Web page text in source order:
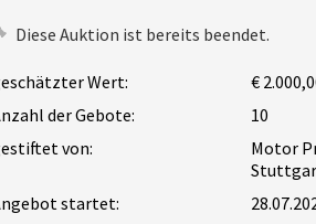
Diese Auktion ist bereits beendet.
Wert:
€
der Gebote:
10
von:
Motor
startet: